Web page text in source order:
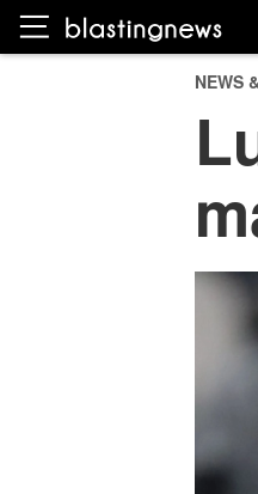
NEWS